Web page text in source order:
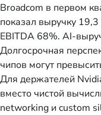
Broadcom в первом
показал выручку
EBITDA 68%. AI-
Долгосрочная
чипов могут
Для держателей
вместо чистой
networking и custom